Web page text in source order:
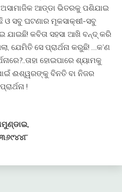
ଅସାମାଜିକ ଆଡ୍ଡା ଭିତରକୁ ପଶିଯାଇ
ଓ ସବୁ ଘଟଣାର ମୂକସାକ୍ଷୀ-ସବୁ
ଯାଇଛି! କବିତା ସହସା ଆଖି ବନ୍ଦ୍ କରି
ସେ ପ୍ରାର୍ଥନା କରୁଛି! …କ’ଣ
ହୋଇପାରେ ଶ୍ୟାମକୁ
ଈଶ୍ୱରଙ୍କୁ ବିନତି ବା ନିଜର
!